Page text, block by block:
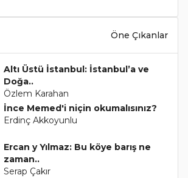
Öne Çıkanlar
Altı Üstü İstanbul: İstanbul’a ve
Doğa..
Özlem Karahan
İnce Memed'i niçin okumalısınız?
Erdinç Akkoyunlu
Ercan y Yılmaz: Bu köye barış ne
zaman..
Serap Çakır